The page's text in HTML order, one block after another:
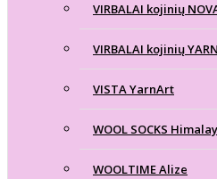
VIRBALAI kojinių
VIRBALAI kojinių
VISTA YarnArt
WOOL SOCKS
WOOLTIME Alize